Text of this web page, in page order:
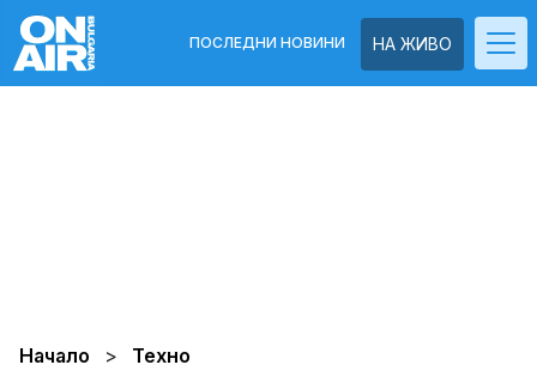
НА ЖИВО
ПОСЛЕДНИ НОВИНИ
Начало Техно